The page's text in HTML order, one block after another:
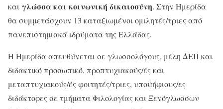
και γλώσσα και κοινωνική δικαιοσύνη. Στην Ημερίδα
θα συμμετάσχουν 13 καταξιωμένοι ομιλητές/τριες από
πανεπιστημιακά ιδρύματα της Ελλάδας.
Η Ημερίδα απευθύνεται σε γλωσσολόγους, μέλη ΔΕΠ και
διδακτικό προσωπικό, προπτυχιακούς/ές και
μεταπτυχιακούς/ές φοιτητές/τριες, υποψήφιους/ες
διδάκτορες σε τμήματα Φιλολογίας και Ξενόγλωσσων